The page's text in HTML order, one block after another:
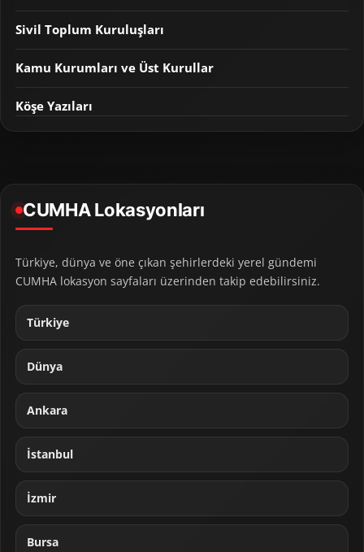
Sivil Toplum Kuruluşları
Kamu Kurumları ve Üst Kurullar
Köşe Yazıları
CUMHA Lokasyonları
Türkiye, dünya ve öne çıkan şehirlerdeki yerel gündemi
CUMHA lokasyon sayfaları üzerinden takip edebilirsiniz.
Türkiye
Dünya
Ankara
İstanbul
İzmir
Bursa